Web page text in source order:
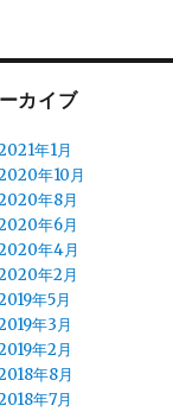
カイブ
年1月
年10月
年8月
年6月
年4月
年2月
年5月
年3月
年2月
年8月
年7月